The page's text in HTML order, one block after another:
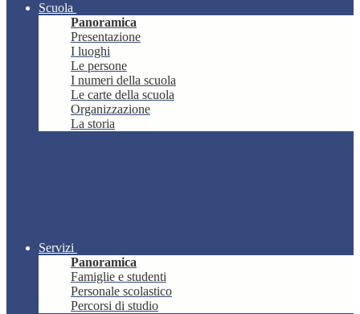
Scuola
Panoramica
Presentazione
I luoghi
Le persone
I numeri della scuola
Le carte della scuola
Organizzazione
La storia
Servizi
Panoramica
Famiglie e studenti
Personale scolastico
Percorsi di studio